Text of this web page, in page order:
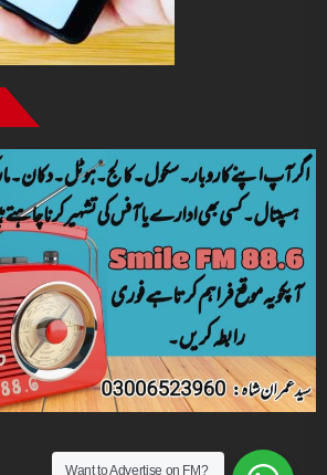
Want to Advertise on FM?